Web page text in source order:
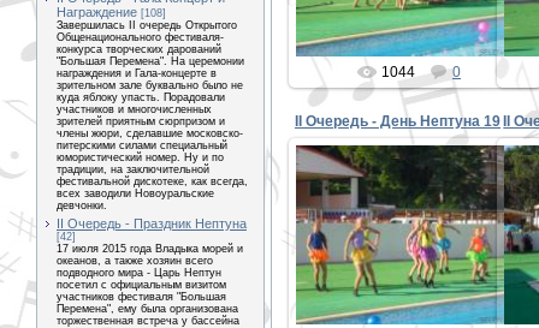
Награждение [108]
Завершилась II очередь Открытого
Общенационального фестиваля-
конкурса творческих дарований
"Большая Перемена". На церемонии
награждения и Гала-концерте в
зрительном зале буквально было не
куда яблоку упасть. Порадовали
участников и многочисленных
зрителей приятным сюрпризом и
члены жюри, сделавшие московско-
питерскими силами специальный
юмористический номер. Ну и по
традиции, на заключительной
фестивальной дискотеке, как всегда,
всех заводили Новоуральские
девчонки.
II Очередь - Праздник Нептуна
[42]
17 июля 2015 года Владыка морей и
океанов, а также хозяин всего
подводного мира - Царь Нептун
посетил с официальным визитом
участников фестиваля "Большая
Перемена", ему была организована
торжественная встреча у бассейна
1044 0
II Очередь - День Нептуна 19
30.08.2015
PETER
II